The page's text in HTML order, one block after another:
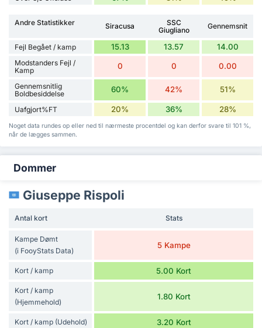
Andre Statistikker Siracusa
SSC
Giugliano
Gennemsnit
Fejl Begået / kamp 15.13 13.57 14.00
Modstanders Fejl /
Kamp
0 0 0.00
Gennemsnitlig
Boldbesiddelse
60% 42% 51%
Uafgjort%FT 20% 36% 28%
Noget data rundes op eller ned til nærmeste procentdel og kan derfor svare til 101 %,
når de lægges sammen.
Dommer
Giuseppe Rispoli
Antal kort Stats
Kampe Dømt
(i FooyStats Data)
5 Kampe
Kort / kamp 5.00 Kort
Kort / kamp
(Hjemmehold)
1.80 Kort
Kort / kamp (Udehold) 3.20 Kort